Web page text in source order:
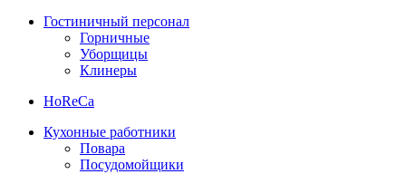
Гостиничный персонал
Горничные
Уборщицы
Клинеры
HoReCa
Кухонные работники
Повара
Посудомойщики